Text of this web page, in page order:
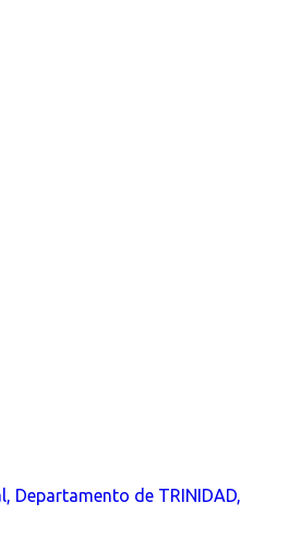
Departamento de TRINIDAD,